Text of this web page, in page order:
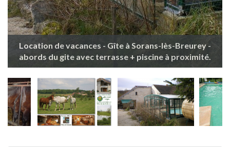
Location de vacances - Gîte à Sorans-lès-Breurey -
abords du gite avec terrasse + piscine à proximité.